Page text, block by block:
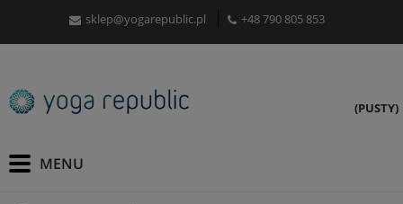
sklep@yogarepublic.pl +48 790 805 853
(PUSTY)